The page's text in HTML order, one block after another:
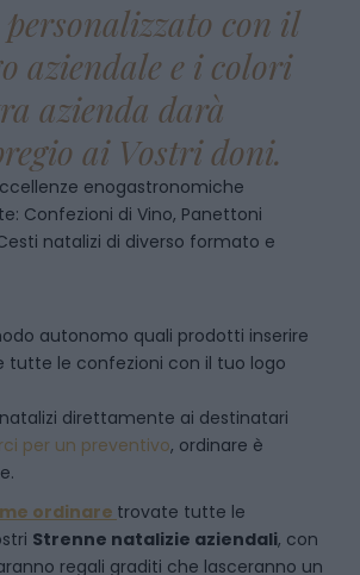
con il
aziendale e i colori
azienda darà
ai Vostri doni.
enogastronomiche
Confezioni di Vino, Panettoni
natalizi di diverso formato e
autonomo quali prodotti inserire
tutte le confezioni con il tuo logo
direttamente ai destinatari
per un preventivo, ordinare è
ordinare trovate tutte le
Strenne natalizie aziendali, con
regali graditi che lasceranno un